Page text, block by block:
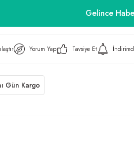
Gelince
Yorum Yap Tavsiye Et
Gün Kargo